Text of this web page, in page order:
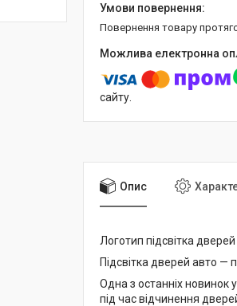
повернення товару
сайту.
Опис
Логотип підсвітка
Підсвітка дверей авто —
Одна з останніх новинок
під час відчинення